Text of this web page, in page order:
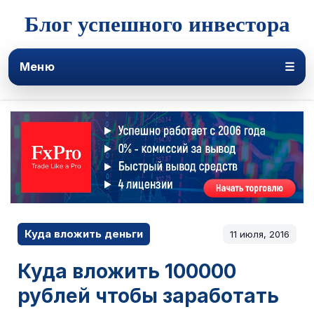
Блог успешного инвестора
Меню ☰
Куда вложить деньги 11 июля, 2016
Куда вложить 100000
рублей чтобы заработать